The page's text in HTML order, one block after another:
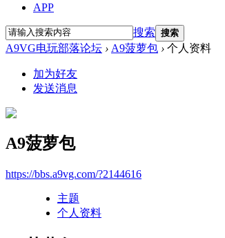
APP
搜索 搜索
A9VG电玩部落论坛 › A9菠萝包 › 个人资料
加为好友
发送消息
A9菠萝包
https://bbs.a9vg.com/?2144616
主题
个人资料